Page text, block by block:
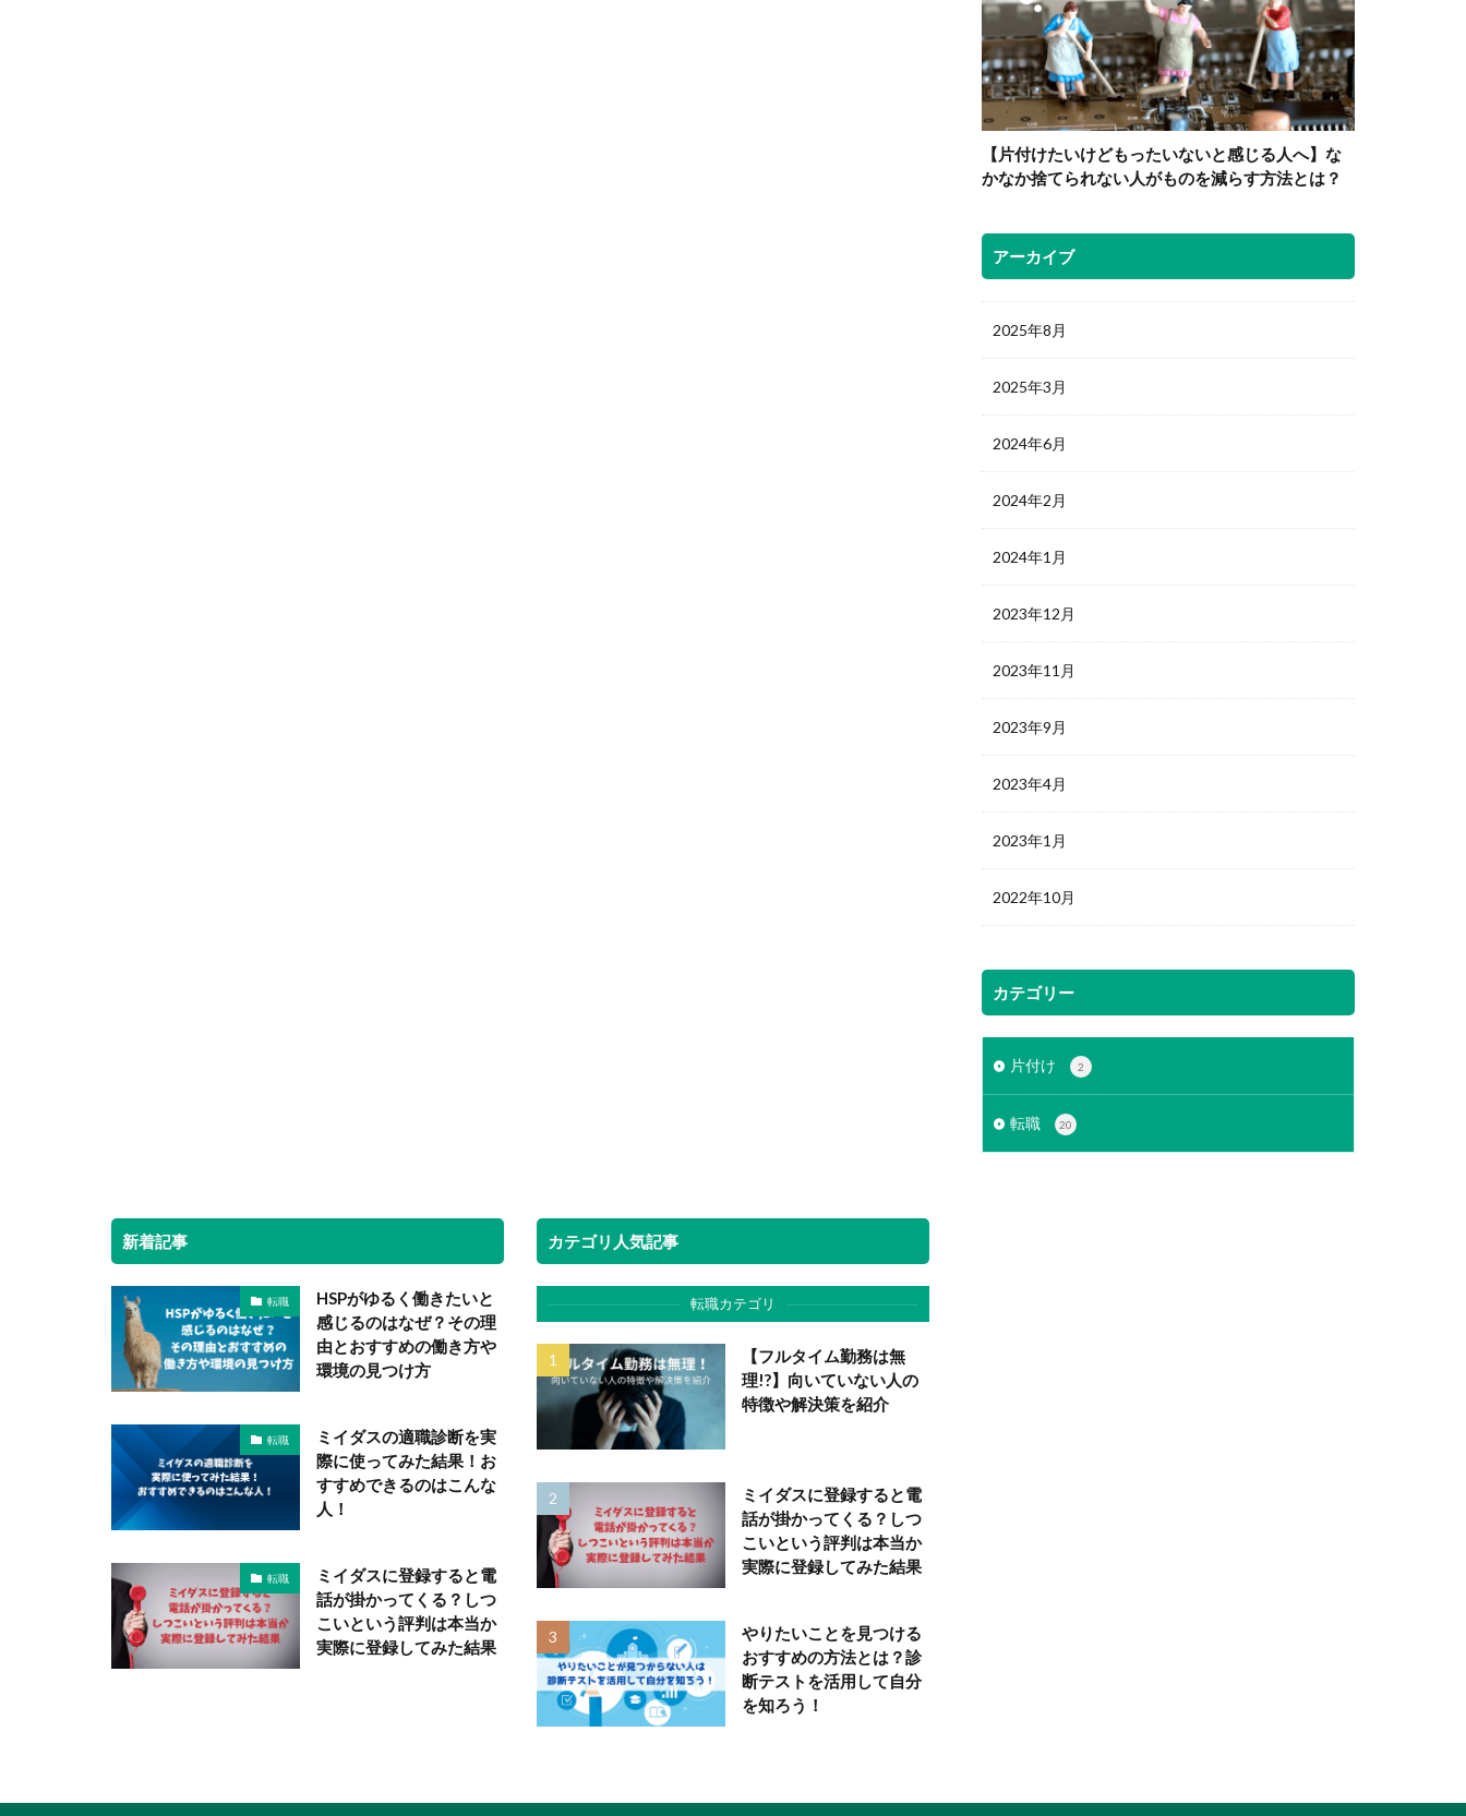
【片付けたいけどもったいないと感じる人へ】な
かなか捨てられない人がものを減らす方法とは？
アーカイブ
2025年8月
2025年3月
2024年6月
2024年2月
2024年1月
2023年12月
2023年11月
2023年9月
2023年4月
2023年1月
2022年10月
カテゴリー
片付け 2
転職 20
新着記事
転職
HSPがゆるく働きたいと
感じるのはなぜ？その理
由とおすすめの働き方や
環境の見つけ方
転職
ミイダスの適職診断を実
際に使ってみた結果！お
すすめできるのはこんな
人！
転職
ミイダスに登録すると電
話が掛かってくる？しつ
こいという評判は本当か
実際に登録してみた結果
カテゴリ人気記事
転職カテゴリ
【フルタイム勤務は無
理!?】向いていない人の
特徴や解決策を紹介
ミイダスに登録すると電
話が掛かってくる？しつ
こいという評判は本当か
実際に登録してみた結果
やりたいことを見つける
おすすめの方法とは？診
断テストを活用して自分
を知ろう！